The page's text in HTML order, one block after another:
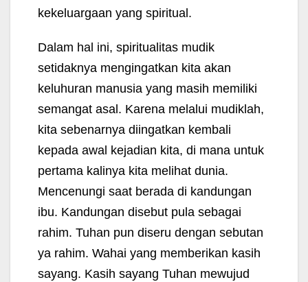
kekeluargaan yang spiritual.
Dalam hal ini, spiritualitas mudik
setidaknya mengingatkan kita akan
keluhuran manusia yang masih memiliki
semangat asal. Karena melalui mudiklah,
kita sebenarnya diingatkan kembali
kepada awal kejadian kita, di mana untuk
pertama kalinya kita melihat dunia.
Mencenungi saat berada di kandungan
ibu. Kandungan disebut pula sebagai
rahim. Tuhan pun diseru dengan sebutan
ya rahim. Wahai yang memberikan kasih
sayang. Kasih sayang Tuhan mewujud